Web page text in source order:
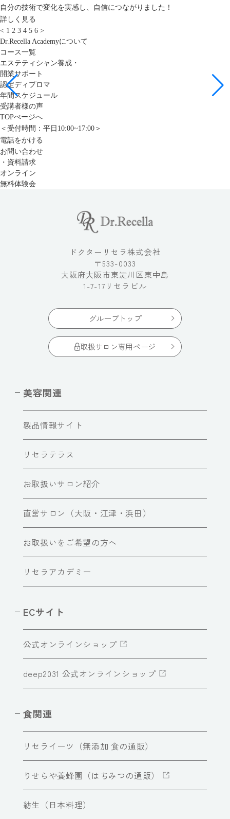
自分の技術で変化を実感し、自信につながりました！
詳しく見る
< 1 2 3 4 5 6 >
Dr.Recella Academyについて
コース一覧
エステティシャン養成・
開業サポート
認定ディプロマ
年間スケジュール
受講者様の声
TOPぺージへ
＜受付時間：平日10:00~17:00＞
電話をかける
お問い合わせ
・資料請求
オンライン
無料体験会
ドクターリセラ株式会社
〒533-0033
大阪府大阪市東淀川区東中島
1-7-17リセラビル
グループトップ
取扱サロン専用ページ
美容関連
製品情報サイト
リセラテラス
お取扱いサロン紹介
直営サロン（大阪・江津・浜田）
お取扱いをご希望の方へ
リセラアカデミー
ECサイト
公式オンラインショップ
deep2031 公式オンラインショップ
食関連
リセライーツ（無添加 食の通販）
りせらや養蜂園（はちみつの通販）
紡生（日本料理）